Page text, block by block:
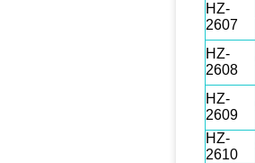
HZ-
2607
HZ-
2608
HZ-
2609
HZ-
2610